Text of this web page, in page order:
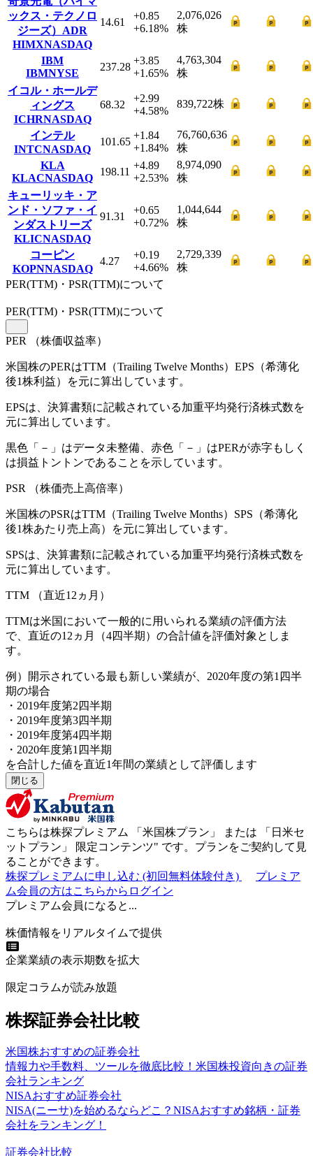
ックス・テクノロ
ジーズ）ADR
HIMXNASDAQ
14.61
+0.85
+6.18%
2,076,026
株
IBM
IBMNYSE
237.28
+3.85
+1.65%
4,763,304
株
イコル・ホールデ
ィングス
ICHRNASDAQ
68.32
+2.99
+4.58%
839,722株
インテル
INTCNASDAQ
101.65
+1.84
+1.84%
76,760,636
株
KLA
KLACNASDAQ
198.11
+4.89
+2.53%
8,974,090
株
キューリッキ・ア
ンド・ソファ・イ
ンダストリーズ
KLICNASDAQ
91.31
+0.65
+0.72%
1,044,644
株
コーピン
KOPNNASDAQ
4.27
+0.19
+4.66%
2,729,339
株
PER(TTM)・PSR(TTM)について
PER(TTM) ・PSR(TTM)について
PER （株価収益率）
米国株のPERはTTM（Trailing Twelve Months）EPS（希薄化
後1株利益）を元に算出しています。
EPSは、決算書類に記載されている加重平均発行済株式数を
元に算出しています。
黒色「－」はデータ未整備、赤色「 － 」はPERが赤字もしく
は損益トントンであることを示しています。
PSR （株価売上高倍率）
米国株のPSRはTTM（Trailing Twelve Months）SPS（希薄化
後1株あたり売上高）を元に算出しています。
SPSは、決算書類に記載されている加重平均発行済株式数を
元に算出しています。
TTM （直近12ヵ月）
TTMは米国において一般的に用いられる業績の評価方法
で、直近の12ヵ月（4四半期）の合計値を評価対象としま
す。
例）開示されている最も新しい業績が、2020年度の第1四半
期の場合
・2019年度第2四半期
・2019年度第3四半期
・2019年度第4四半期
・2020年度第1四半期
を合計した値を直近1年間の業績として評価します
閉じる
こちらは株探プレミアム 「 米国株プラン 」 または 「 日米セ
ットプラン 」 限定コンテンツ" です。プランをご契約して見
ることができます。
株探プレミアムに申し込む (初回無料体験付き)
プレミア
ム会員の方はこちらからログイン
プレミアム会員になると...
株価情報をリアルタイムで提供
企業業績の表示期数を拡大
限定コラムが読み放題
株探証券会社比較
米国株おすすめの証券会社
情報力や手数料、ツールを徹底比較！米国株投資向きの証券
会社ランキング
NISAおすすめ証券会社
NISA(ニーサ)を始めるならどこ？NISAおすすめ銘柄・証券
会社をランキング！
証券会社比較